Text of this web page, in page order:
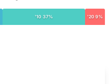
'10 37% '20 9%